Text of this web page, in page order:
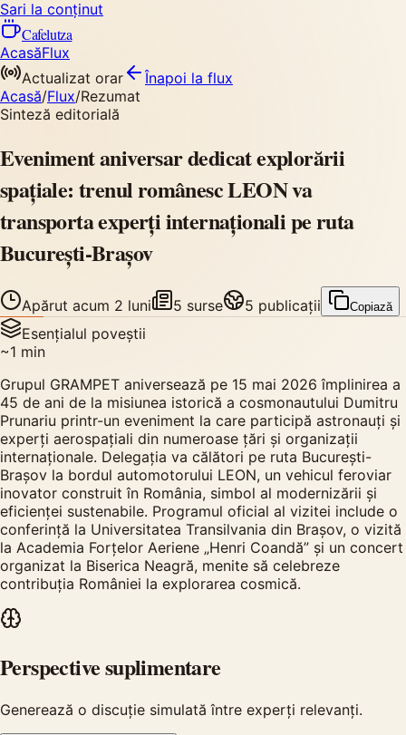
Sari la conținut
Cafelutza
AcasăFlux
Actualizat orar
Înapoi la flux
Acasă/Flux/Rezumat
Sinteză editorială
Eveniment aniversar dedicat explorării
spațiale: trenul românesc LEON va
transporta experți internaționali pe ruta
București-Brașov
Apărut acum 2 luni 5 surse 5 publicații Copiază
Esențialul poveștii
~1 min
Grupul GRAMPET aniversează pe 15 mai 2026 împlinirea a
45 de ani de la misiunea istorică a cosmonautului Dumitru
Prunariu printr-un eveniment la care participă astronauți și
experți aerospațiali din numeroase țări și organizații
internaționale. Delegația va călători pe ruta București-
Brașov la bordul automotorului LEON, un vehicul feroviar
inovator construit în România, simbol al modernizării și
eficienței sustenabile. Programul oficial al vizitei include o
conferință la Universitatea Transilvania din Brașov, o vizită
la Academia Forțelor Aeriene „Henri Coandă” și un concert
organizat la Biserica Neagră, menite să celebreze
contribuția României la explorarea cosmică.
Perspective suplimentare
Generează o discuție simulată între experți relevanți.